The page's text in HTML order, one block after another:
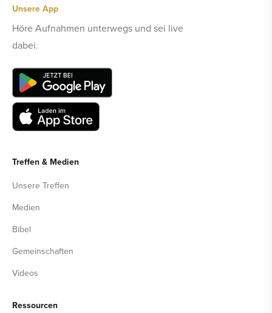
Unsere App
Höre Aufnahmen unterwegs und sei live
dabei.
Treffen & Medien
Unsere Treffen
Medien
Bibel
Gemeinschaften
Videos
Ressourcen